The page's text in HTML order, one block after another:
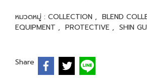
หมวดหมู่ : COLLECTION , BLEND
EQUIPMENT , PROTECTIVE , SHIN
Share